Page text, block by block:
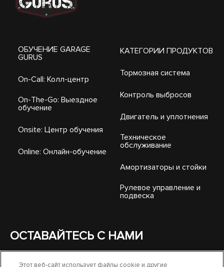
ОБУЧЕНИЕ GARAGE
GURUS
On-Call: Колл-центр
On-The-Go: Выездное
обучение
Onsite: Центр обучения
Online: Онлайн-обучение
КАТЕГОРИИ ПРОДУКТОВ
Тормозная система
Контроль выбросов
Двигатель и уплотнения
Техническое
обслуживание
Амортизаторы и стойки
Рулевое управление и
подвеска
ОСТАВАЙТЕСЬ С НАМИ
Этот веб-сайт использует файлы cookie и другие